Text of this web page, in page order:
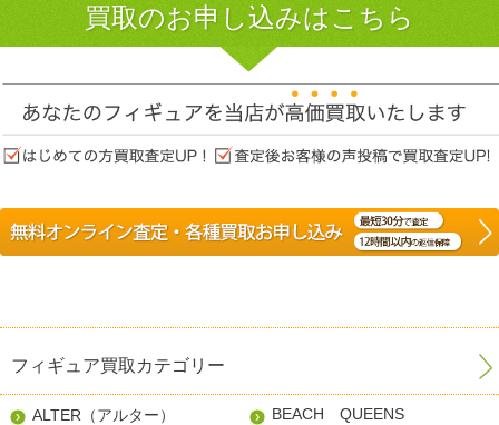
買取のお申し込みはこちら
フィギュア買取カテゴリー
ALTER（アルター） BEACH QUEENS